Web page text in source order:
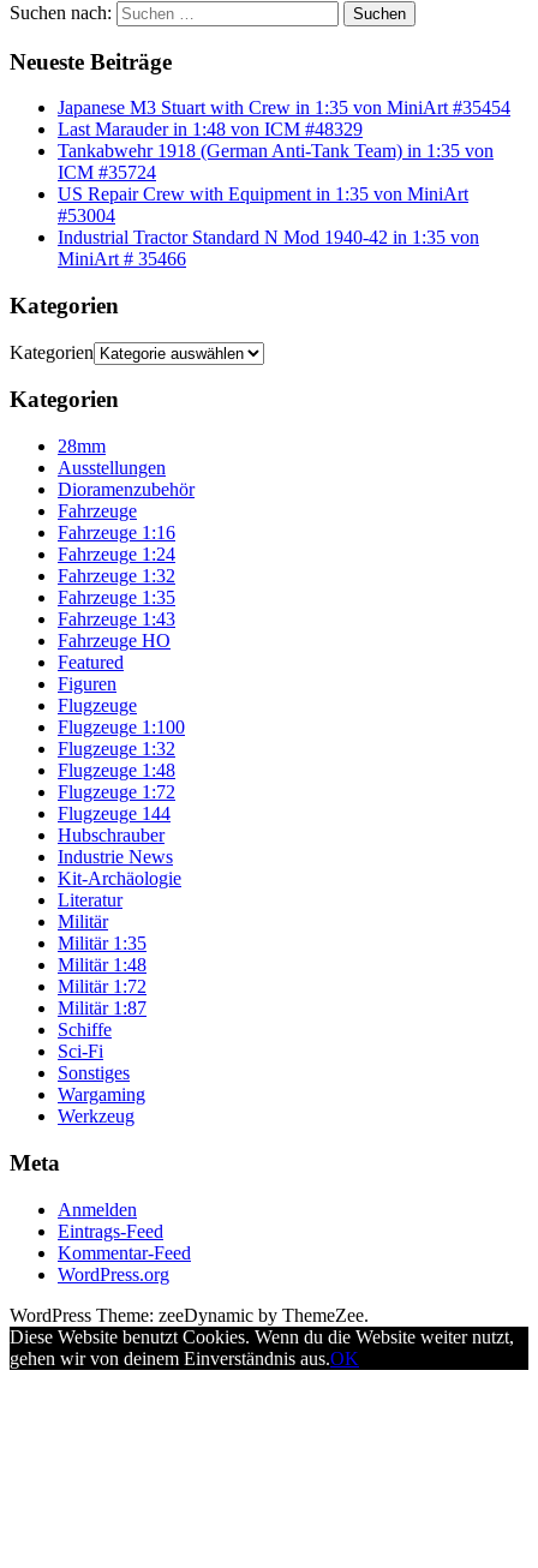
Suchen nach: Suchen
Neueste Beiträge
Japanese M3 Stuart with Crew in 1:35 von MiniArt #35454
Last Marauder in 1:48 von ICM #48329
Tankabwehr 1918 (German Anti-Tank Team) in 1:35 von
ICM #35724
US Repair Crew with Equipment in 1:35 von MiniArt
#53004
Industrial Tractor Standard N Mod 1940-42 in 1:35 von
MiniArt # 35466
Kategorien
Kategorien
Kategorien
28mm
Ausstellungen
Dioramenzubehör
Fahrzeuge
Fahrzeuge 1:16
Fahrzeuge 1:24
Fahrzeuge 1:32
Fahrzeuge 1:35
Fahrzeuge 1:43
Fahrzeuge HO
Featured
Figuren
Flugzeuge
Flugzeuge 1:100
Flugzeuge 1:32
Flugzeuge 1:48
Flugzeuge 1:72
Flugzeuge 144
Hubschrauber
Industrie News
Kit-Archäologie
Literatur
Militär
Militär 1:35
Militär 1:48
Militär 1:72
Militär 1:87
Schiffe
Sci-Fi
Sonstiges
Wargaming
Werkzeug
Meta
Anmelden
Eintrags-Feed
Kommentar-Feed
WordPress.org
WordPress Theme: zeeDynamic by ThemeZee.
Diese Website benutzt Cookies. Wenn du die Website weiter nutzt,
gehen wir von deinem Einverständnis aus.OK